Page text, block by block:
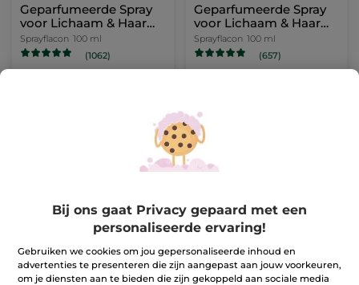
Geparfumeerde Spray
voor Lichaam & Haar
Bourbonvanille
Sprayflacon 100 ml
(1062)
Geparfumeerde Spray
voor Lichaam & Haar
Kokosnoot
Sprayflacon 100 ml
(657)
Bij ons gaat Privacy gepaard met een
personaliseerde ervaring!
Gebruiken we cookies om jou gepersonaliseerde inhoud en
advertenties te presenteren die zijn aangepast aan jouw voorkeuren,
om je diensten aan te bieden die zijn gekoppeld aan sociale media